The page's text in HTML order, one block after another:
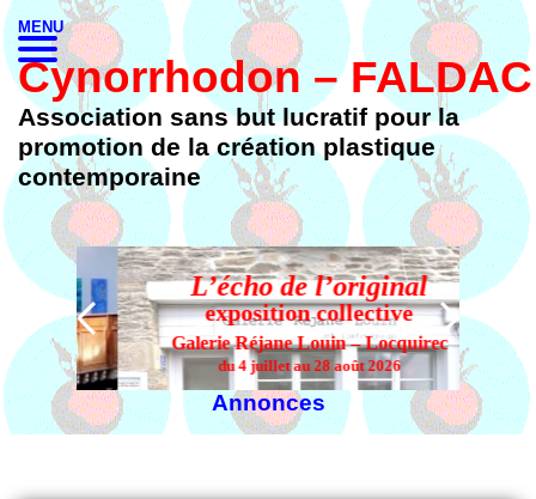
Cynorrhodon – FALDAC
Association sans but lucratif pour la
promotion de la création plastique
contemporaine
L’écho de l’original
exposition collective
Galerie Réjane Louin – Locquirec
du 4 juillet au 28 août 2026
Annonces
MENU